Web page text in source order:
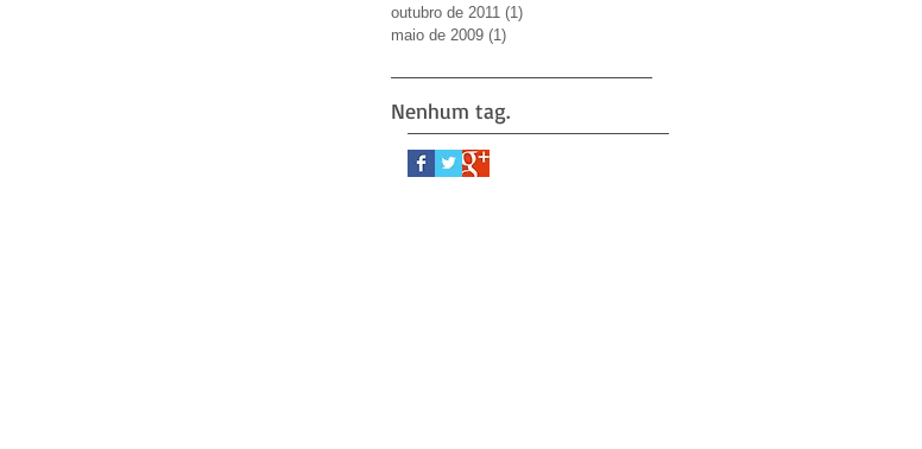
outubro de 2011 (1)
maio de 2009 (1)
Nenhum tag.